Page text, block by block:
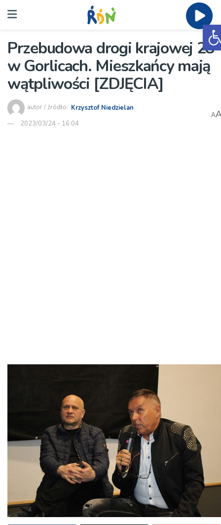
Przebudowa drogi krajowej 28
w Gorlicach. Mieszkańcy mają
wątpliwości [ZDJĘCIA]
autor / źródło: Krzysztof Niedzielan
2023/03/24 - 16:04
A